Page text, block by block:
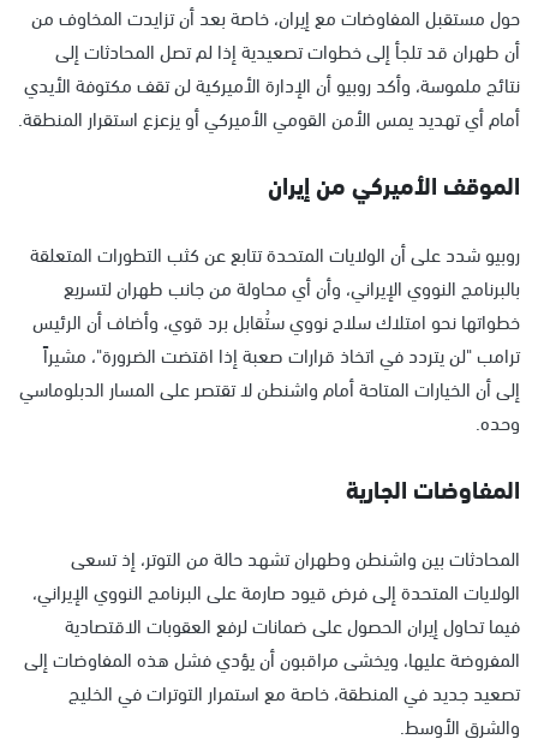
حول مستقبل المفاوضات مع إيران، خاصة بعد أن تزايدت المخاوف من
أن طهران قد تلجأ إلى خطوات تصعيدية إذا لم تصل المحادثات إلى
نتائج ملموسة، وأكد روبيو أن الإدارة الأميركية لن تقف مكتوفة الأيدي
أمام أي تهديد يمس الأمن القومي الأميركي أو يزعزع استقرار المنطقة.
الموقف الأميركي من إيران
روبيو شدد على أن الولايات المتحدة تتابع عن كثب التطورات المتعلقة
بالبرنامج النووي الإيراني، وأن أي محاولة من جانب طهران لتسريع
خطواتها نحو امتلاك سلاح نووي ستُقابل برد قوي، وأضاف أن الرئيس
ترامب "لن يتردد في اتخاذ قرارات صعبة إذا اقتضت الضرورة"، مشيراً
إلى أن الخيارات المتاحة أمام واشنطن لا تقتصر على المسار الدبلوماسي
وحده.
المفاوضات الجارية
المحادثات بين واشنطن وطهران تشهد حالة من التوتر، إذ تسعى
الولايات المتحدة إلى فرض قيود صارمة على البرنامج النووي الإيراني،
فيما تحاول إيران الحصول على ضمانات لرفع العقوبات الاقتصادية
المفروضة عليها، ويخشى مراقبون أن يؤدي فشل هذه المفاوضات إلى
تصعيد جديد في المنطقة، خاصة مع استمرار التوترات في الخليج
والشرق الأوسط.